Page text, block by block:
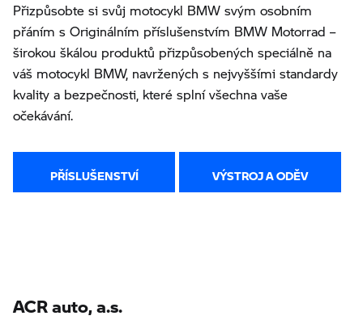
Přizpůsobte si svůj motocykl BMW svým osobním
přáním s Originálním příslušenstvím BMW Motorrad –
širokou škálou produktů přizpůsobených speciálně na
váš motocykl BMW, navržených s nejvyššími standardy
kvality a bezpečnosti, které splní všechna vaše
očekávání.
PŘÍSLUŠENSTVÍ VÝSTROJ A ODĚV
ACR auto, a.s.